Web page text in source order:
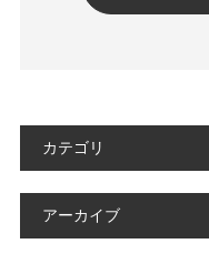
カテゴリ
アーカイブ